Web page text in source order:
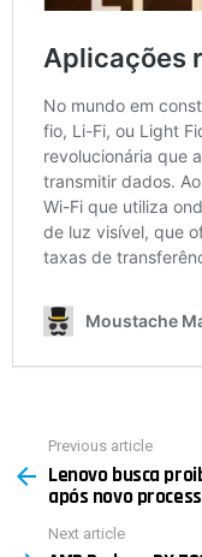
more
Previous article
Lenovo busca
após novo
Next article